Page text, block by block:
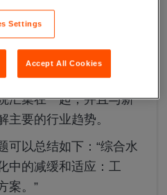
负责监督和指导地下设
的分享和讨论。
绕城市污水管网和土地
制造企业的经理、供应
汇集在一起，并且与新
主要的行业趋势。
可以总结如下：“综合水
中的减缓和适应：工
案。”
Settings
Accept All Cookies